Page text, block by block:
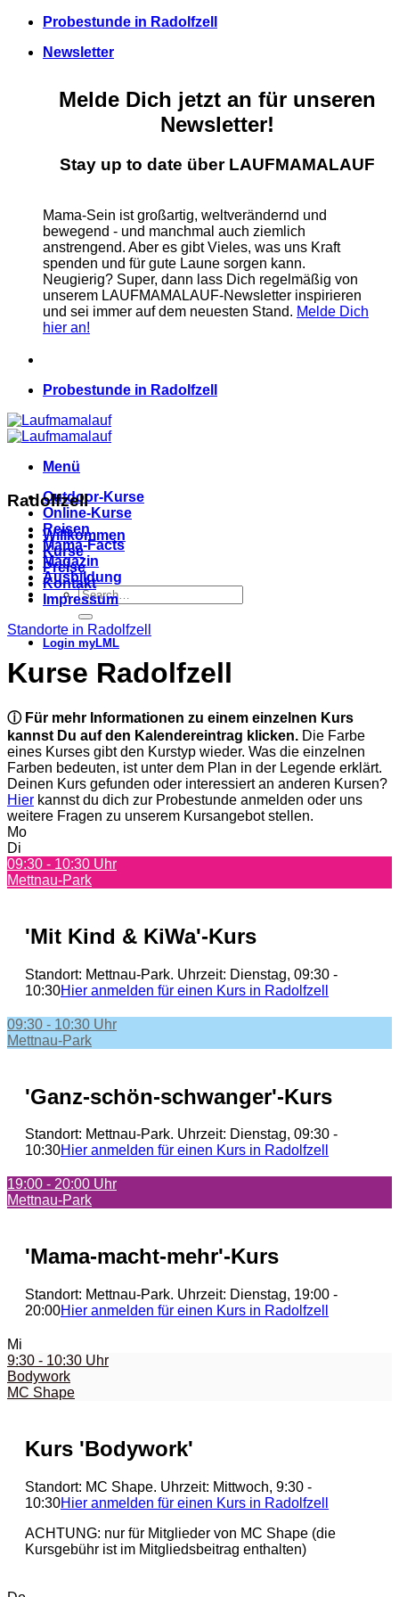
Zum
springen
Probestunde in Radolfzell
Newsletter
Melde Dich jetzt an für unseren
Newsletter!
Stay up to date über LAUFMAMALAUF
Mama-Sein ist großartig, weltverändernd und
bewegend - und manchmal auch ziemlich
anstrengend. Aber es gibt Vieles, was uns Kraft
spenden und für gute Laune sorgen kann.
Neugierig? Super, dann lass Dich regelmäßig von
unserem LAUFMAMALAUF-Newsletter inspirieren
und sei immer auf dem neuesten Stand. Melde Dich
hier an!
Probestunde in Radolfzell
Menü
Outdoor-Kurse
Online-Kurse
Reisen
Mama-Facts
Magazin
Ausbildung
Login myLML
Radolfzell
Willkommen
Kurse
Preise
Kontakt
Impressum
Standorte in Radolfzell
Kurse Radolfzell
ⓘ Für mehr Informationen zu einem einzelnen Kurs
kannst Du auf den Kalendereintrag klicken. Die Farbe
eines Kurses gibt den Kurstyp wieder. Was die einzelnen
Farben bedeuten, ist unter dem Plan in der Legende erklärt.
Deinen Kurs gefunden oder interessiert an anderen Kursen?
Hier kannst du dich zur Probestunde anmelden oder uns
weitere Fragen zu unserem Kursangebot stellen.
Mo
Di
09:30 - 10:30 Uhr
Mettnau-Park
'Mit Kind & KiWa'-Kurs
Standort: Mettnau-Park. Uhrzeit: Dienstag, 09:30 -
10:30Hier anmelden für einen Kurs in Radolfzell
09:30 - 10:30 Uhr
Mettnau-Park
'Ganz-schön-schwanger'-Kurs
Standort: Mettnau-Park. Uhrzeit: Dienstag, 09:30 -
10:30Hier anmelden für einen Kurs in Radolfzell
19:00 - 20:00 Uhr
Mettnau-Park
'Mama-macht-mehr'-Kurs
Standort: Mettnau-Park. Uhrzeit: Dienstag, 19:00 -
20:00Hier anmelden für einen Kurs in Radolfzell
Mi
9:30 - 10:30 Uhr
Bodywork
MC Shape
Kurs 'Bodywork'
Standort: MC Shape. Uhrzeit: Mittwoch, 9:30 -
10:30Hier anmelden für einen Kurs in Radolfzell
ACHTUNG: nur für Mitglieder von MC Shape (die
Kursgebühr ist im Mitgliedsbeitrag enthalten)